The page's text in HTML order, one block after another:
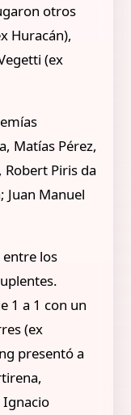
otros
Huracán),
(ex
Matías Pérez,
Robert Piris da
Manuel
entre los
1 a 1 con un
(ex
presentó a
Ignacio